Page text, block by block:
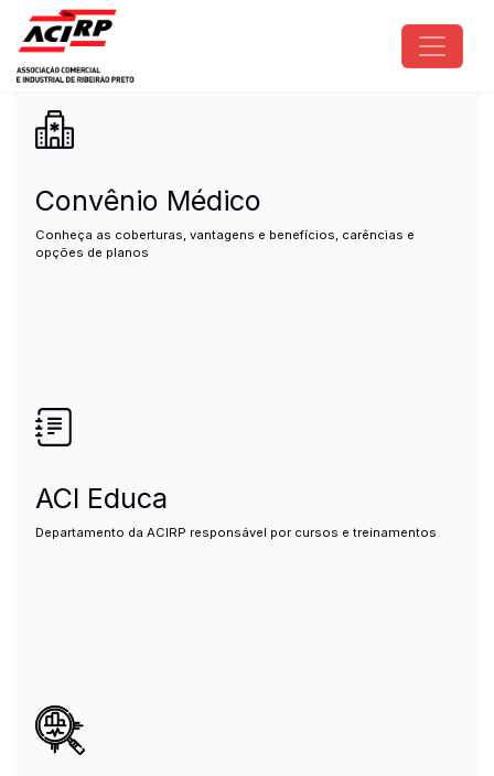
Pular para o conteúdo principal
ACIRP - Associação Comercial
Convênio Médico
Conheça as coberturas, vantagens e benefícios, carências e
opções de planos
ACI Educa
Departamento da ACIRP responsável por cursos e treinamentos